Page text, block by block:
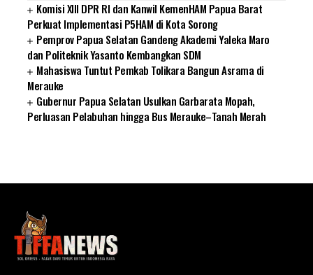
Komisi XIII DPR RI dan Kanwil KemenHAM Papua Barat
Perkuat Implementasi P5HAM di Kota Sorong
Pemprov Papua Selatan Gandeng Akademi Yaleka Maro
dan Politeknik Yasanto Kembangkan SDM
Mahasiswa Tuntut Pemkab Tolikara Bangun Asrama di
Merauke
Gubernur Papua Selatan Usulkan Garbarata Mopah,
Perluasan Pelabuhan hingga Bus Merauke–Tanah Merah